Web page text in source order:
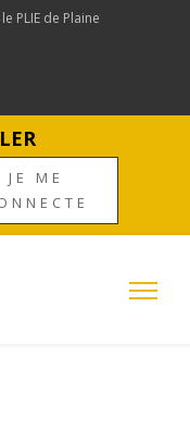
PLIE de Plaine
JE ME